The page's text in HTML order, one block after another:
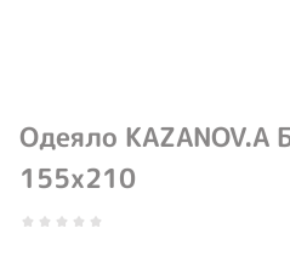
Одеяло KAZANOV.A
155х210